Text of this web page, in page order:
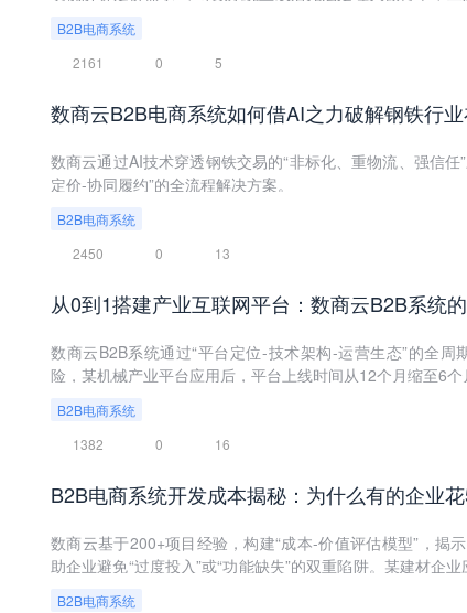
B2B电商系统
2161
0 5
数商云B2B电商系统如何借AI之力破解钢铁行
数商云通过AI技术穿透钢铁交易的“非标化、重物流、强信
定价-协同履约”的全流程解决方案。
B2B电商系统
2450
0 13
从0到1搭建产业互联网平台：数商云B2B系统
数商云B2B系统通过“平台定位-技术架构-运营生态”的全
险，某机械产业平台应用后，平台上线时间从12个月缩至6个
B2B电商系统
1382
0 16
B2B电商系统开发成本揭秘：为什么有的企业
数商云基于200+项目经验，构建“成本-价值评估模型”，揭
助企业避免“过度投入”或“功能缺失”的双重陷阱。某建材企
B2B电商系统